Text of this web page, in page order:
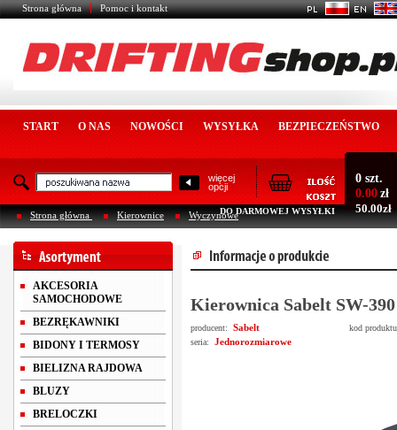
Strona główna Pomoc i kontakt
START O NAS NOWOŚCI WYSYŁKA BEZPIECZEŃSTWO
więcej
opcji
0 szt.
0.00 zł
DO DARMOWEJ WYSYŁKI 50.00zł
Strona główna Kierownice Wyczynowe
AKCESORIA
SAMOCHODOWE
BEZRĘKAWNIKI
BIDONY I TERMOSY
BIELIZNA RAJDOWA
BLUZY
BRELOCZKI
Kierownica Sabelt SW-
producent: Sabelt
kod
seria:
Jednorozmiarowe